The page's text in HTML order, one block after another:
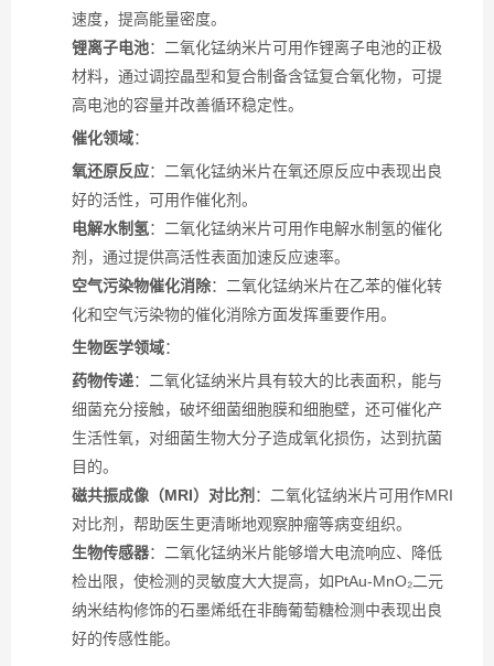
速度，提高能量密度。
锂离子电池：二氧化锰纳米片可用作锂离子电池的正极
材料，通过调控晶型和复合制备含锰复合氧化物，可提
高电池的容量并改善循环稳定性。
催化领域：
氧还原反应：二氧化锰纳米片在氧还原反应中表现出良
好的活性，可用作催化剂。
电解水制氢：二氧化锰纳米片可用作电解水制氢的催化
剂，通过提供高活性表面加速反应速率。
空气污染物催化消除：二氧化锰纳米片在乙苯的催化转
化和空气污染物的催化消除方面发挥重要作用。
生物医学领域：
药物传递：二氧化锰纳米片具有较大的比表面积，能与
细菌充分接触，破坏细菌细胞膜和细胞壁，还可催化产
生活性氧，对细菌生物大分子造成氧化损伤，达到抗菌
目的。
磁共振成像（MRI）对比剂 ：二氧化锰纳米片可用作MRI
对比剂，帮助医生更清晰地观察肿瘤等病变组织。
生物传感器：二氧化锰纳米片能够增大电流响应、降低
检出限，使检测的灵敏度大大提高，如PtAu-MnO₂二元
纳米结构修饰的石墨烯纸在非酶葡萄糖检测中表现出良
好的传感性能。